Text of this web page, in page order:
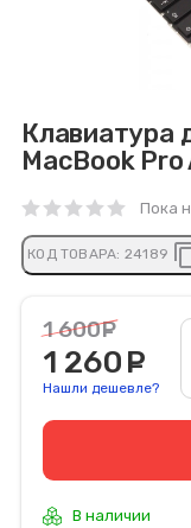
Клавиатура
MacBook Pro
Пока
КОД ТОВАРА: 24189
1 600
1 260
Нашли дешевле?
В наличии